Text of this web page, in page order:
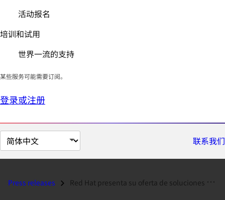
活动报名
培训和试用
世界一流的支持
某些服务可能需要订阅。
登录或注册
切
换
面
联系我们
Press releases Red Hat presenta su oferta de soluciones open source empresarial para...